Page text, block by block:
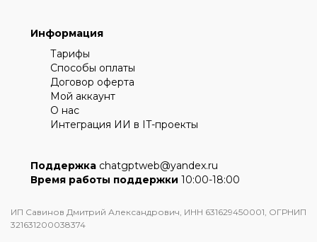
Информация
Тарифы
Способы оплаты
Договор оферта
Мой аккаунт
О нас
Интеграция ИИ в IT-проекты
Поддержка chatgptweb@yandex.ru
Время работы поддержки 10:00-18:00
ИП Савинов Дмитрий Александрович, ИНН 631629450001, ОГРНИП
321631200038374